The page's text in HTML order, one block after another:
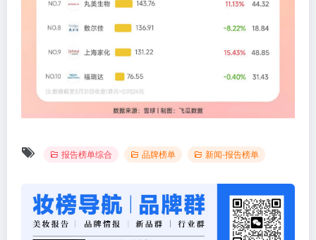
报告榜单综合 品牌榜单 新闻-报告榜单